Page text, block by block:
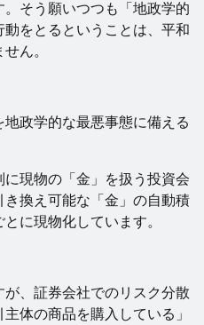
そう願いつつも「地政学的
をとるということは、平和
ん。
政学的な最悪事態に備える
現物の「金」を扱う投資会
換え可能な「金」の自動積
に現物化しています。
、証券会社でのリスク分散
体の商品を購入している」